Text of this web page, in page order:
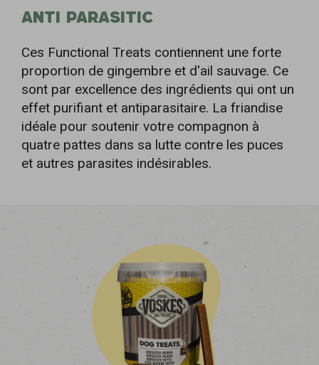
ANTI PARASITIC
Ces Functional Treats contiennent une forte
proportion de gingembre et d'ail sauvage. Ce
sont par excellence des ingrédients qui ont un
effet purifiant et antiparasitaire. La friandise
idéale pour soutenir votre compagnon à
quatre pattes dans sa lutte contre les puces
et autres parasites indésirables.